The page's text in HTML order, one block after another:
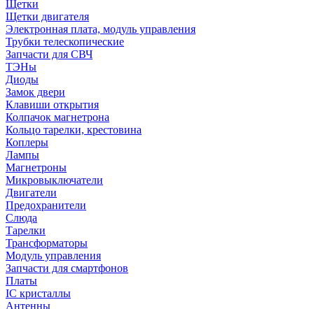
Щетки
Щетки двигателя
Электронная плата, модуль управления
Трубки телескопические
Запчасти для СВЧ
ТЭНы
Диоды
Замок двери
Клавиши открытия
Колпачок магнетрона
Кольцо тарелки, крестовина
Коплеры
Лампы
Магнетроны
Микровыключатели
Двигатели
Предохранители
Слюда
Тарелки
Трансформаторы
Модуль управления
Запчасти для смартфонов
Платы
IC кристаллы
Антенны